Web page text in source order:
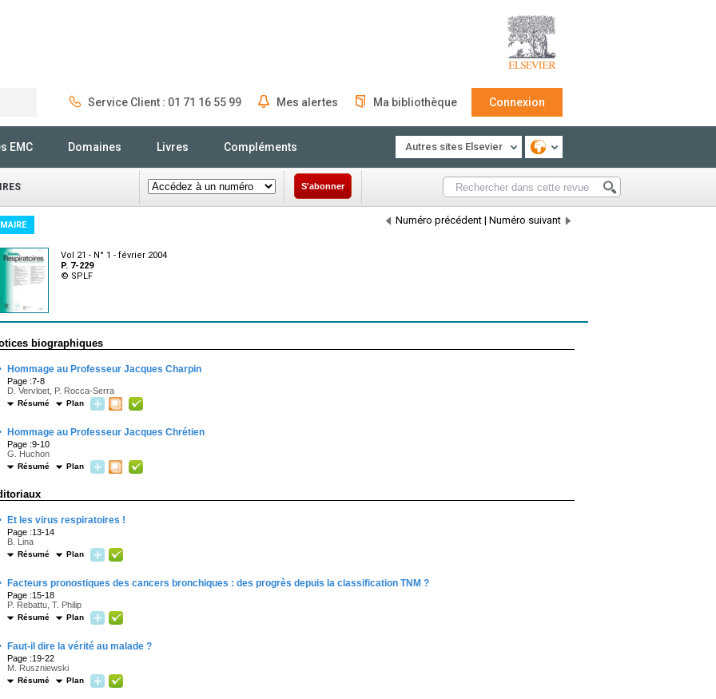
Service Client : 01 71 16 55 99 Mes alertes Ma bibliothèque Connexion
EMC Domaines Livres Compléments Autres sites Elsevier
S'abonner
Numéro précédent | Numéro suivant
Vol 21 - N° 1 - février 2004
P. 7-229
© SPLF
biographiques
Hommage au Professeur Jacques Charpin
Page :7-8
D. Vervloet, P. Rocca-Serra
Résumé Plan
Hommage au Professeur Jacques Chrétien
Page :9-10
G. Huchon
Résumé Plan
Et les virus respiratoires !
Page :13-14
B. Lina
Résumé Plan
Facteurs pronostiques des cancers bronchiques : des progrès depuis la classification TNM ?
Page :15-18
P. Rebattu, T. Philip
Résumé Plan
Faut-il dire la vérité au malade ?
Page :19-22
M. Ruszniewski
Résumé Plan